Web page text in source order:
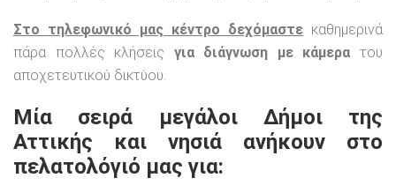
Στο τηλεφωνικό μας κέντρο δεχόμαστε καθημερινά
πάρα πολλές κλήσεις για διάγνωση με κάμερα του
αποχετευτικού δικτύου.
Μία σειρά μεγάλοι Δήμοι της
Αττικής και νησιά ανήκουν στο
πελατολόγιό μας για: